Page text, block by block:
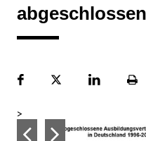
FacebookPlattformLinekdInSeite
>